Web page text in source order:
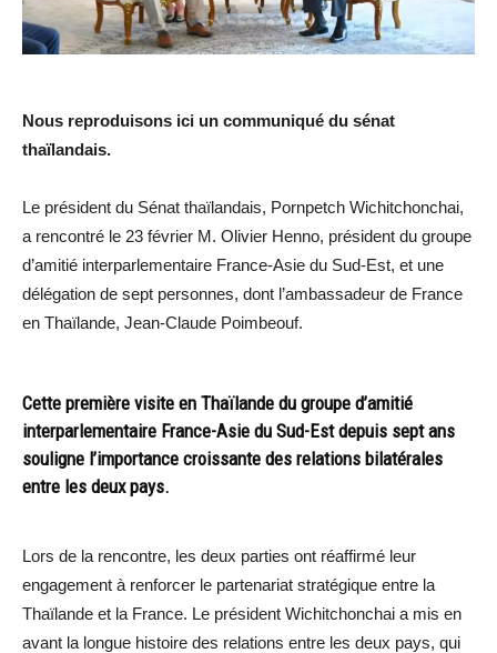
Nous reproduisons ici un communiqué du sénat
thaïlandais.
Le président du Sénat thaïlandais, Pornpetch Wichitchonchai,
a rencontré le 23 février M. Olivier Henno, président du groupe
d’amitié interparlementaire France-Asie du Sud-Est, et une
délégation de sept personnes, dont l’ambassadeur de France
en Thaïlande, Jean-Claude Poimbeouf.
Cette première visite en Thaïlande du groupe d’amitié
interparlementaire France-Asie du Sud-Est depuis sept ans
souligne l’importance croissante des relations bilatérales
entre les deux pays.
Lors de la rencontre, les deux parties ont réaffirmé leur
engagement à renforcer le partenariat stratégique entre la
Thaïlande et la France. Le président Wichitchonchai a mis en
avant la longue histoire des relations entre les deux pays, qui